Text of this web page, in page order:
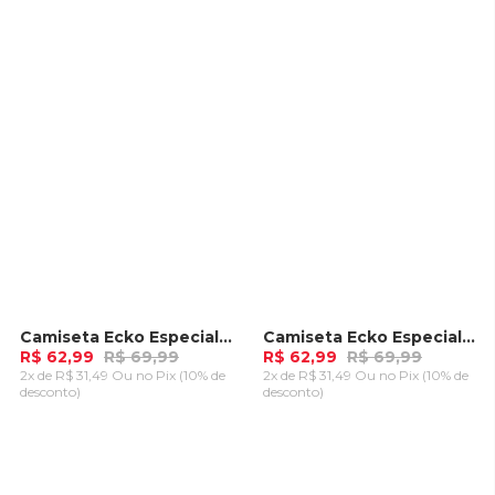
-10%Camiseta Ecko Especial Preta
R$ 62,99 R$ 69,99
2x de R$ 31,49 Ou no Pix (10% de
desconto)
-10%Camiseta Ecko Especial Preta
R$ 62,99 R$ 69,99
2x de R$ 31,49 Ou no Pix (10% de
desconto)